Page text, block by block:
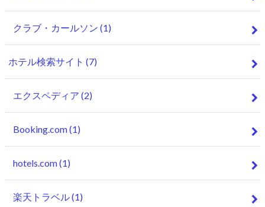
クラブ・カールソン (1)
ホテル検索サイト (7)
エクスペディア (2)
Booking.com(1)
hotels.com(1)
楽天トラベル(1)